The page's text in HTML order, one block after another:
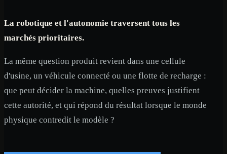
La robotique et l'autonomie traversent tous les
marchés prioritaires.
La même question produit revient dans une cellule
d'usine, un véhicule connecté ou une flotte de recharge :
que peut décider la machine, quelles preuves justifient
cette autorité, et qui répond du résultat lorsque le monde
physique contredit le modèle ?